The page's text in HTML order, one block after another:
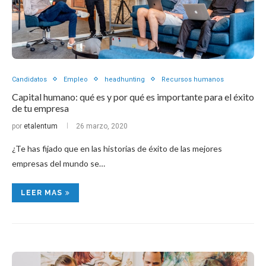
Candidatos Empleo headhunting Recursos humanos
Capital humano: qué es y por qué es importante para el éxito
de tu empresa
por etalentum 26 marzo, 2020
¿Te has fijado que en las historias de éxito de las mejores
empresas del mundo se…
LEER MAS